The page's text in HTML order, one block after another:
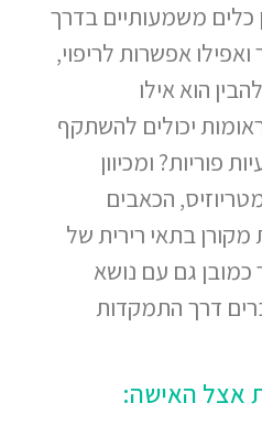
כלים משמעותיים בדרך
אפשרות לריפוי,
הוא אילו
יכולים להשתקף
פוריות? ומכיוון
הכאבים
מקורן בתאי רירית של
גם עם נושא
דרך התמקדות